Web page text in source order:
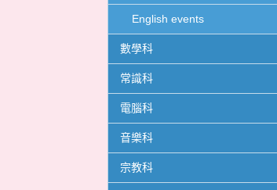
English events
數學科
常識科
電腦科
音樂科
宗教科